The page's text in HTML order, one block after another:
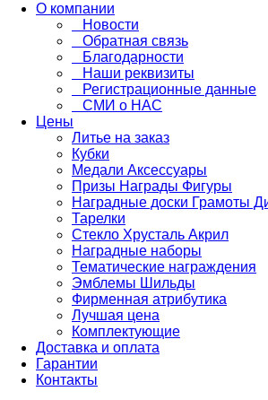
О компании
Новости
Обратная связь
Благодарности
Наши реквизиты
Регистрационные данные
СМИ о НАС
Цены
Литье на заказ
Кубки
Медали Аксессуары
Призы Награды Фигуры
Наградные доски Грамоты
Тарелки
Стекло Хрусталь Акрил
Наградные наборы
Тематические награждения
Эмблемы Шильды
Фирменная атрибутика
Лучшая цена
Комплектующие
Доставка и оплата
Гарантии
Контакты